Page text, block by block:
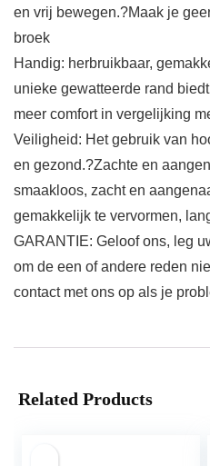
en vrij bewegen.?Maak je
broek
Handig: herbruikbaar,
unieke gewatteerde rand
meer comfort in vergelijking
Veiligheid: Het gebruik van
en gezond.?Zachte en
smaakloos, zacht en
gemakkelijk te vervormen,
GARANTIE: Geloof ons, leg
om de een of andere reden
contact met ons op als je
Related Products